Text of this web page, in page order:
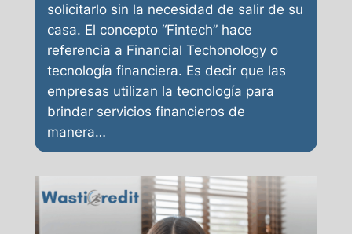
solicitarlo sin la necesidad de salir de su
casa. El concepto “Fintech” hace
referencia a Financial Techonology o
tecnología financiera. Es decir que las
empresas utilizan la tecnología para
brindar servicios financieros de
manera…